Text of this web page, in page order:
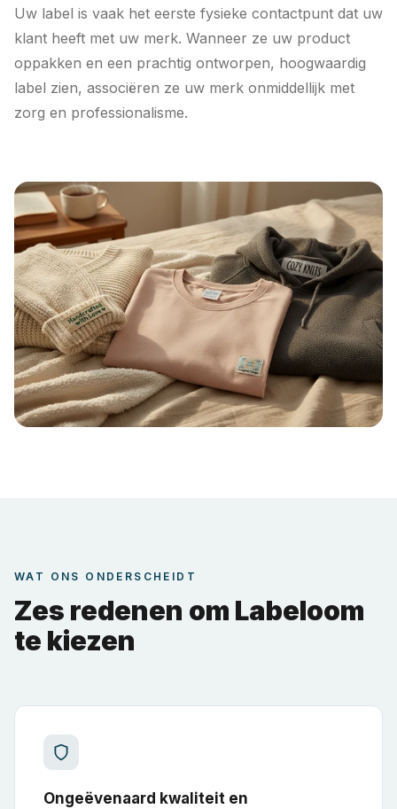
Uw label is vaak het eerste fysieke contactpunt dat uw
klant heeft met uw merk. Wanneer ze uw product
oppakken en een prachtig ontworpen, hoogwaardig
label zien, associëren ze uw merk onmiddellijk met
zorg en professionalisme.
WAT ONS ONDERSCHEIDT
Zes redenen om Labeloom
te kiezen
Ongeëvenaard kwaliteit en